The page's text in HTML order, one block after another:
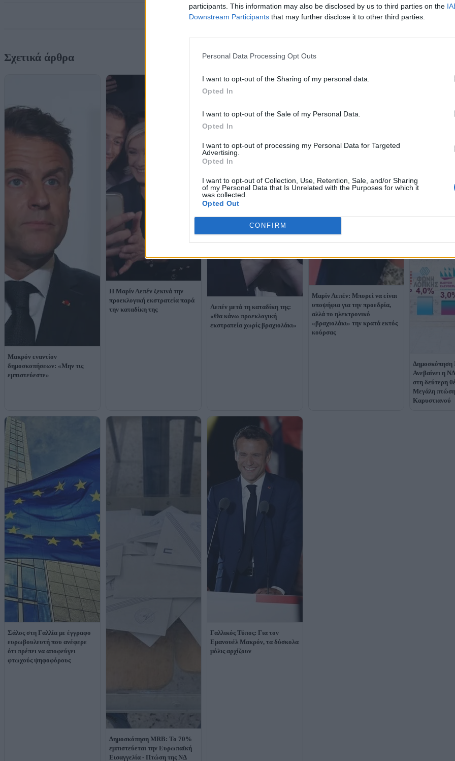
participants. This information may also be disclosed by us to third parties on the
Downstream Participants that may further disclose it to other third parties.
Personal Data Processing Opt Outs
I want to opt-out of the Sharing of my personal data.
Opted In
I want to opt-out of the Sale of my Personal Data.
Opted In
I want to opt-out of processing my Personal Data for Targeted
Advertising.
Opted In
I want to opt-out of Collection, Use, Retention, Sale, and/or Sharing
of my Personal Data that Is Unrelated with the Purposes for which it
was collected.
Opted Out
CONFIRM
Σχετικά άρθρα
Μακρόν εναντίον
δημοσκοπήσεων: «Μην τις
εμπιστεύεστε»
Η Μαρίν Λεπέν ξεκινά την
προεκλογική εκστρατεία παρά
την καταδίκη της
Λεπέν μετά τη καταδίκη της:
«Θα κάνω προεκλογική
εκστρατεία χωρίς βραχιολάκι»
Μαρίν Λεπέν: Μπορεί να είναι
υποψήφια για την προεδρία,
αλλά το ηλεκτρονικό
«βραχιολάκι» την κρατά εκτός
κούρσας
Δημοσκόπηση
Ανεβαίνει η
στη δεύτερη
Μεγάλη πτώση
Καρυστιανού
Σάλος στη Γαλλία με έγγραφο
ευρωβουλευτή που ανέφερε
ότι πρέπει να αποφεύγει
φτωχούς ψηφοφόρους
Δημοσκόπηση MRB: Το 70%
εμπιστεύεται την Ευρωπαϊκή
Εισαγγελία - Πτώση της ΝΔ
Γαλλικός Τύπος: Για τον
Εμανουέλ Μακρόν, τα δύσκολα
μόλις αρχίζουν